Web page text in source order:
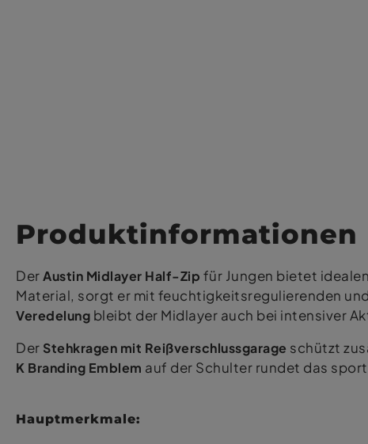
Produktinformationen
DerAustin Midlayer Half-Zip für Jungen bietet
Material, sorgt er mit feuchtigkeitsregulierenden und
Veredelung bleibt der Midlayer auch bei intensiver
Der Stehkragen mit Reißverschlussgarage schützt
K Branding Emblem auf der Schulter rundet das
Hauptmerkmale: